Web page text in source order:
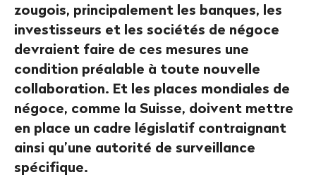
zougois, principalement les banques, les
investisseurs et les sociétés de négoce
devraient faire de ces mesures une
condition préalable à toute nouvelle
collaboration. Et les places mondiales de
négoce, comme la Suisse, doivent mettre
en place un cadre législatif contraignant
ainsi qu’une autorité de surveillance
spécifique.